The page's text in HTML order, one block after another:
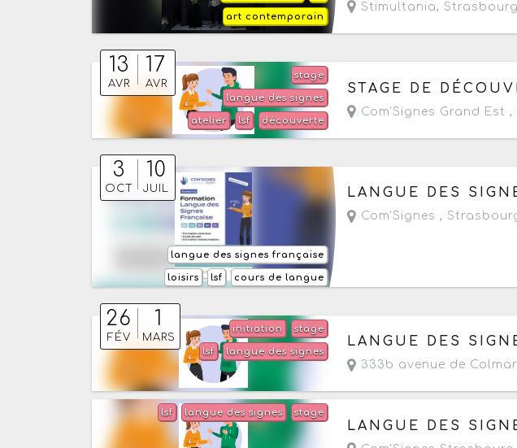
art contemporain
Stimultania, Strasbourg
13
AVR
17
AVR
stage
langue des signes
découverte
lsf
atelier
Du lundi 13 au vendredi
STAGE DE
Com'Signes Grand Est ,
3
OCT
10
JUIL
langue des signes française
cours de langue
lsf
loisirs
Du jeudi 3 octobre 2024
LANGUE DES
Com'Signes ,
26
FÉV
1
MARS
stage
initiation
langue des signes
lsf
Du lundi 26 février au
LANGUE DES
333b avenue de
stage
langue des signes
lsf
Du lundi 26 février au
LANGUE DES